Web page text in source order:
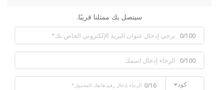
سيتصل بك ممثلنا قريبًا.
0/16